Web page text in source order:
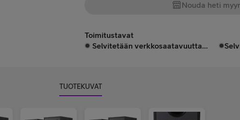
Nouda heti
Toimitustavat
Selvitetään verkkosaatavuutta...
TUOTEKUVAT